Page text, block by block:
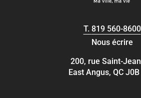
T. 819 560-8600
Nous écrire
200, rue Saint-
East Angus, QC